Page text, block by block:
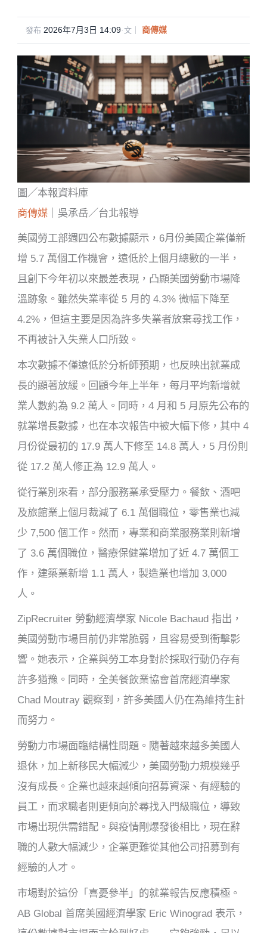
發布 2026年7月3日 14:09·文｜ 商傳媒
圖／本報資料庫
商傳媒 ｜吳承岳／台北報導
美國勞工部週四公布數據顯示，6月份美國企業僅新
增 5.7 萬個工作機會，遠低於上個月總數的一半，
且創下今年初以來最差表現，凸顯美國勞動市場降
溫跡象。雖然失業率從 5 月的 4.3% 微幅下降至
4.2%，但這主要是因為許多失業者放棄尋找工作，
不再被計入失業人口所致。
本次數據不僅遠低於分析師預期，也反映出就業成
長的顯著放緩。回顧今年上半年，每月平均新增就
業人數約為 9.2 萬人。同時，4 月和 5 月原先公布的
就業增長數據，也在本次報告中被大幅下修，其中 4
月份從最初的 17.9 萬人下修至 14.8 萬人，5 月份則
從 17.2 萬人修正為 12.9 萬人。
從行業別來看，部分服務業承受壓力。餐飲、酒吧
及旅館業上個月裁減了 6.1 萬個職位，零售業也減
少 7,500 個工作。然而，專業和商業服務業則新增
了 3.6 萬個職位，醫療保健業增加了近 4.7 萬個工
作，建築業新增 1.1 萬人，製造業也增加 3,000
人。
ZipRecruiter 勞動經濟學家 Nicole Bachaud 指出，
美國勞動市場目前仍非常脆弱，且容易受到衝擊影
響。她表示，企業與勞工本身對於採取行動仍存有
許多猶豫。同時，全美餐飲業協會首席經濟學家
Chad Moutray 觀察到，許多美國人仍在為維持生計
而努力。
勞動力市場面臨結構性問題。隨著越來越多美國人
退休，加上新移民大幅減少，美國勞動力規模幾乎
沒有成長。企業也越來越傾向招募資深、有經驗的
員工，而求職者則更傾向於尋找入門級職位，導致
市場出現供需錯配。與疫情剛爆發後相比，現在辭
職的人數大幅減少，企業更難從其他公司招募到有
經驗的人才。
市場對於這份「喜憂參半」的就業報告反應積極。
AB Global 首席美國經濟學家 Eric Winograd 表示，